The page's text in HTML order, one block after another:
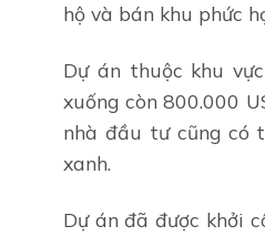
hộ và bán khu phức
Dự án thuộc khu
xuống còn 800.000
nhà đầu tư cũng có
xanh.
Dự án đã được khởi